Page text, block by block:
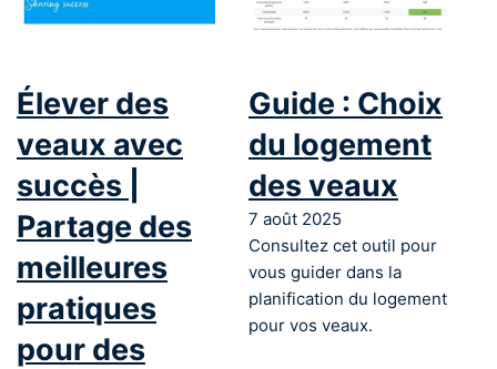
Élever des
veaux avec
succès |
Partage des
meilleures
pratiques
pour des
Guide : Choix
du logement
des veaux
7 août 2025
Consultez cet outil pour
vous guider dans la
planification du logement
pour vos veaux.